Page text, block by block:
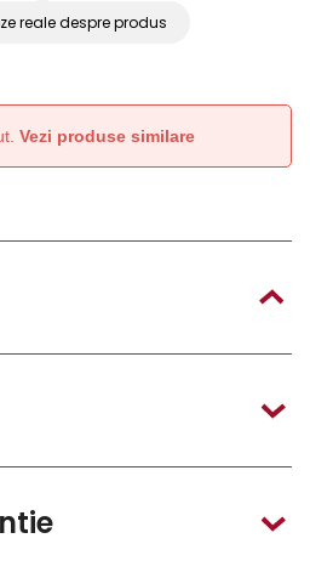
reale despre produs
Vezi produse similare